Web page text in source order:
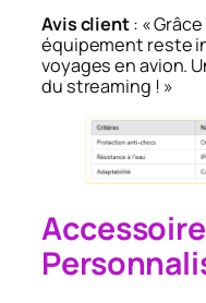
Avis client: «Grâce
équipement reste
voyages en avion.
du streaming ! »